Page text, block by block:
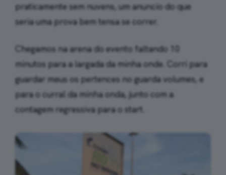
praticamente sem nuvens, um anuncio do que
seria uma prova bem tensa se correr.
Chegamos na arena do evento faltando 10
minutos para a largada da minha onde. Corri para
guardar meus os pertences no guarda volumes, e
para o curral da minha onda, junto com a
contagem regressiva para o start.